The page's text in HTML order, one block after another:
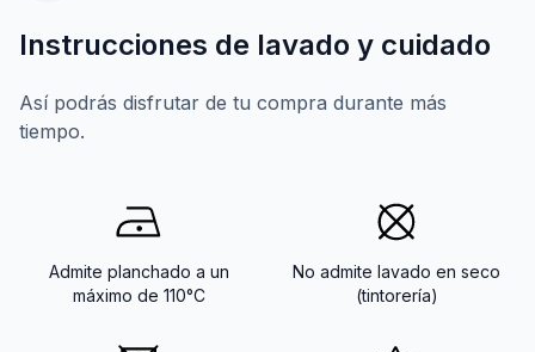
Instrucciones de lavado y cuidado
Así podrás disfrutar de tu compra durante más
tiempo.
Admite planchado a un
máximo de 110°C
No admite lavado en seco
(tintorería)